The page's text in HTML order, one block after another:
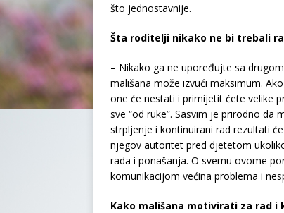
što jednostavnije.
Šta roditelji nikako ne bi trebali
– Nikako ga ne upoređujte sa
mališana može izvući maksimum.
one će nestati i primijetit ćete velike
sve “od ruke”. Sasvim je prirodno
strpljenje i kontinuirani rad rezultati
njegov autoritet pred djetetom
rada i ponašanja. O svemu ovome
komunikacijom većina problema i
Kako mališana motivirati za rad i